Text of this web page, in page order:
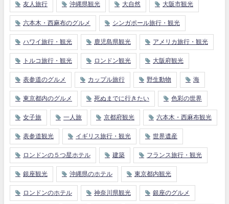
友人旅行 沖縄県観光 大自然 大阪市観光
六本木・西麻布のグルメ シンガポール旅行・観光
ハワイ旅行・観光 鹿児島県観光 アメリカ旅行・観光
トルコ旅行・観光 ロンドン観光 大阪府観光
表参道のグルメ カップル旅行 野生動物 海
東京都内のグルメ 死ぬまでに行きたい 色彩の世界
女子旅 一人旅 京都府観光 六本木・西麻布観光
表参道観光 イギリス旅行・観光 世界遺産
ロンドンの５つ星ホテル 建築 フランス旅行・観光
銀座観光 沖縄県のホテル 東京都内観光
ロンドンのホテル 神奈川県観光 銀座のグルメ